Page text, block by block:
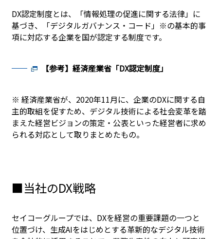
DX認定制度とは、「情報処理の促進に関する法律」に
基づき、「デジタルガバナンス・コード」※の基本的事
項に対応する企業を国が認定する制度です。
【参考】経済産業省「DX認定制度」
※ 経済産業省が、2020年11月に、企業のDXに関する自
主的取組を促すため、デジタル技術による社会変革を踏
まえた経営ビジョンの策定・公表といった経営者に求め
られる対応として取りまとめたもの。
■当社のDX戦略
セイコーグループでは、DXを経営の重要課題の一つと
位置づけ、生成AIをはじめとする革新的なデジタル技術